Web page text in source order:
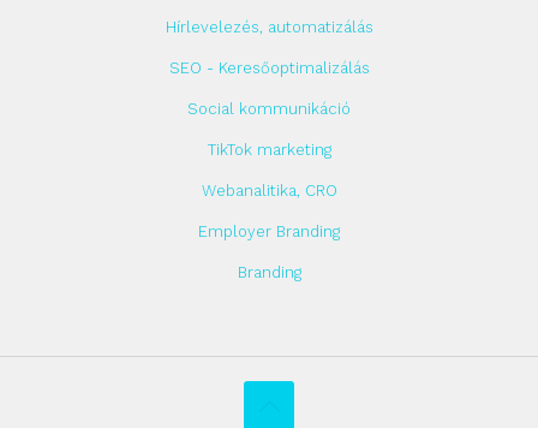
Hírlevelezés, automatizálás
SEO - Keresőoptimalizálás
Social kommunikáció
TikTok marketing
Webanalitika, CRO
Employer Branding
Branding